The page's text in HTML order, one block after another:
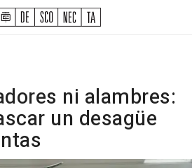
ni alambres:
un desagüe